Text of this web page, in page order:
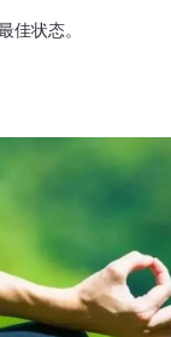
佳状态。